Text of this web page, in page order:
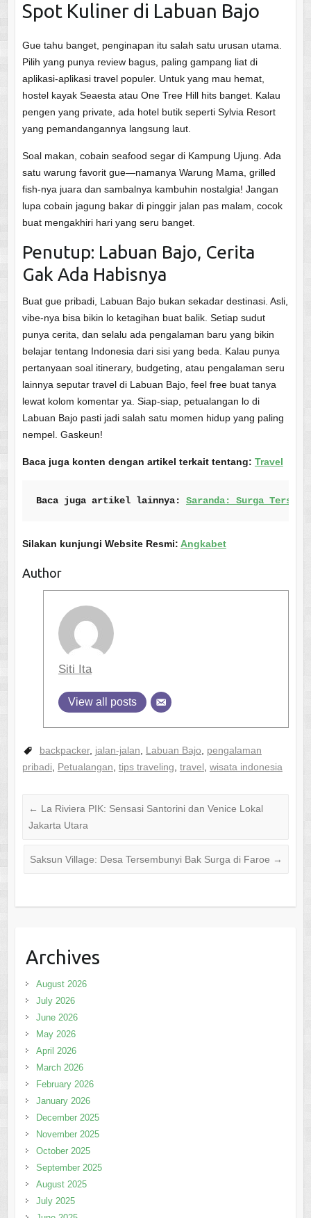
Spot Kuliner di Labuan Bajo
Gue tahu banget, penginapan itu salah satu urusan utama.
Pilih yang punya review bagus, paling gampang liat di
aplikasi-aplikasi travel populer. Untuk yang mau hemat,
hostel kayak Seaesta atau One Tree Hill hits banget. Kalau
pengen yang private, ada hotel butik seperti Sylvia Resort
yang pemandangannya langsung laut.
Soal makan, cobain seafood segar di Kampung Ujung. Ada
satu warung favorit gue—namanya Warung Mama, grilled
fish-nya juara dan sambalnya kambuhin nostalgia! Jangan
lupa cobain jagung bakar di pinggir jalan pas malam, cocok
buat mengakhiri hari yang seru banget.
Penutup: Labuan Bajo, Cerita
Gak Ada Habisnya
Buat gue pribadi, Labuan Bajo bukan sekadar destinasi. Asli,
vibe-nya bisa bikin lo ketagihan buat balik. Setiap sudut
punya cerita, dan selalu ada pengalaman baru yang bikin
belajar tentang Indonesia dari sisi yang beda. Kalau punya
pertanyaan soal itinerary, budgeting, atau pengalaman seru
lainnya seputar travel di Labuan Bajo, feel free buat tanya
lewat kolom komentar ya. Siap-siap, petualangan lo di
Labuan Bajo pasti jadi salah satu momen hidup yang paling
nempel. Gaskeun!
Baca juga konten dengan artikel terkait tentang: Travel
Baca juga artikel lainnya: Saranda: Surga
Silakan kunjungi Website Resmi: Angkabet
Author
Siti Ita
View all posts
backpacker, jalan-jalan Labuan Bajo
pengalaman
pribadi
Petualangan tips traveling travel wisata indonesia
← La Riviera PIK: Sensasi Santorini dan Venice Lokal
Jakarta Utara
Saksun Village: Desa Tersembunyi Bak Surga di Faroe →
Archives
August 2026
July 2026
June 2026
May 2026
April 2026
March 2026
February 2026
January 2026
December 2025
November 2025
October 2025
September 2025
August 2025
July 2025